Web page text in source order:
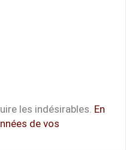
les indésirables. En
de vos